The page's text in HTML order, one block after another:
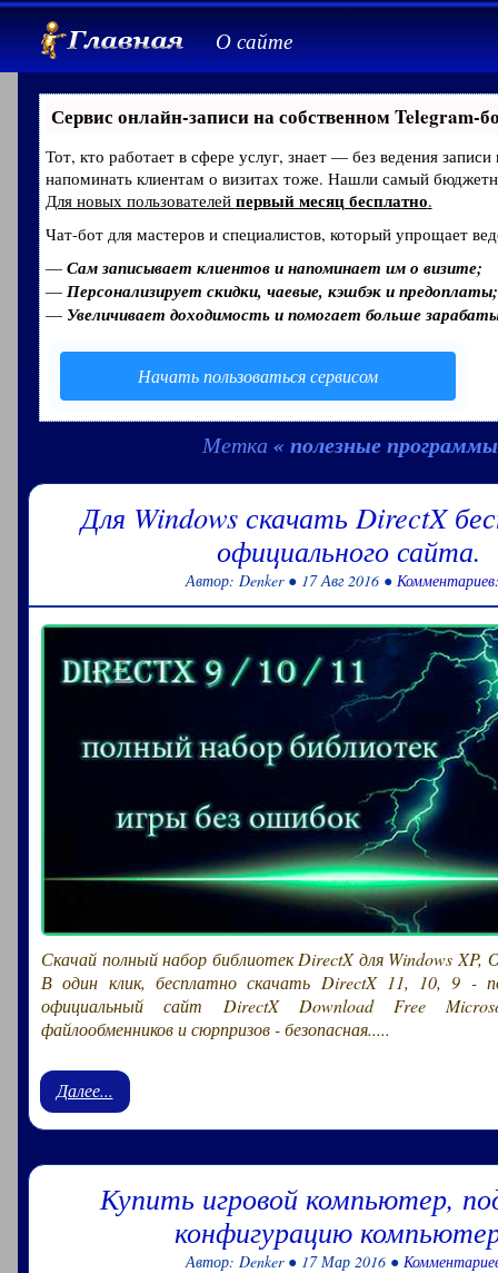
О сайте
Сервис онлайн-записи на собственном Telegram-
Тот, кто работает в сфере услуг, знает — без ведения
напоминать клиентам о визитах тоже. Нашли самый
Для новых пользователей первый месяц бесплатно.
Чат-бот для мастеров и специалистов, который упрощает
— Сам записывает клиентов и напоминает им о визите;
— Персонализирует скидки, чаевые, кэшбэк и предоплаты;
— Увеличивает доходимость и помогает больше
Начать пользоваться сервисом
Метка « полезные
Для Windows скачать DirectX
официального сайта.
Автор: Denker ● 17 Авг 2016 ●
Скачай полный набор библиотек DirectX для Windows XP,
В один клик, бесплатно скачать DirectX 11, 10, 9 -
официальный сайт DirectX Download Free
файлообменников и сюрпризов - безопасная.....
Далее...
Купить игровой компьютер,
конфигурацию
Автор: Denker ● 17 Мар 2016 ●